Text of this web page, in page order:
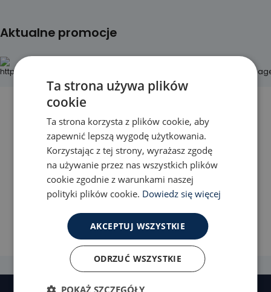
Aktualne promocje
Lokalizacja:
ul. Wielkopolska 5, 44-335 Jastrzębie-Zdrój
e-mail: lososjastrzebie@gmail.com
telefon: +32 476 40 23
Godziny otwarcia:
Pon.: 09:00 - 16:00
Sb.: 09:00 - 13:00
Nd.: Zamknięte
Ta strona używa plików
cookie
Ta strona korzysta z plików cookie, aby
zapewnić lepszą wygodę użytkowania.
Korzystając z tej strony, wyrażasz zgodę
na używanie przez nas wszystkich plików
cookie zgodnie z warunkami naszej
polityki plików cookie. Dowiedz się więcej
AKCEPTUJ WSZYSTKIE
ODRZUĆ WSZYSTKIE
POKAŻ SZCZEGÓŁY